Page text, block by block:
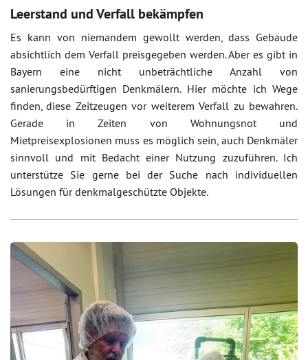
Leerstand und Verfall bekämpfen
Es kann von niemandem gewollt werden, dass Gebäude
absichtlich dem Verfall preisgegeben werden. Aber es gibt in
Bayern eine nicht unbeträchtliche Anzahl von
sanierungsbedürftigen Denkmälern. Hier möchte ich Wege
finden, diese Zeitzeugen vor weiterem Verfall zu bewahren.
Gerade in Zeiten von Wohnungsnot und
Mietpreisexplosionen muss es möglich sein, auch Denkmäler
sinnvoll und mit Bedacht einer Nutzung zuzuführen. Ich
unterstütze Sie gerne bei der Suche nach individuellen
Lösungen für denkmalgeschützte Objekte.